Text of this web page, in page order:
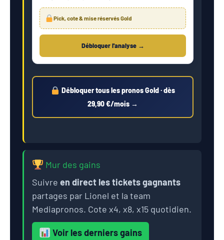
Pick, cote & mise réservés Gold
Débloquer l'analyse →
Débloquer tous les pronos Gold · dès
29,90 €/mois →
Mur des gains
Suivre en direct les tickets gagnants
partages par Lionel et la team
Mediapronos. Cote x4, x8, x15 quotidien.
Voir les derniers gains